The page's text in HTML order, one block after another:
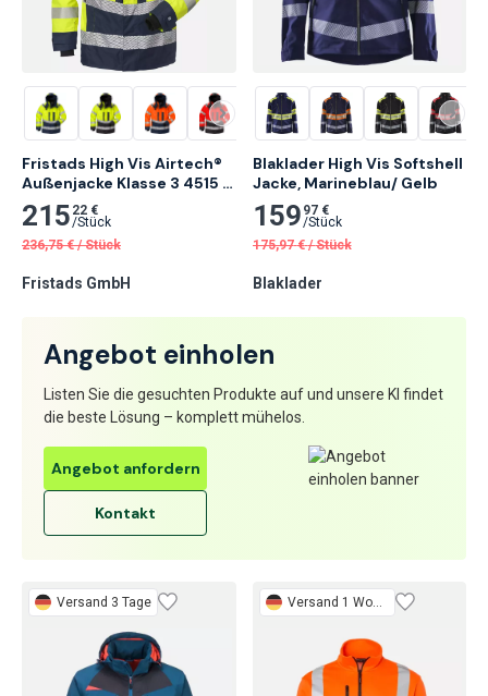
Angebot einholen
Listen Sie die gesuchten Produkte auf und unsere KI findet
die beste Lösung – komplett mühelos.
Angebot anfordern
Kontakt
Fristads High Vis Airtech®
Außenjacke Klasse 3 4515
GTT
215 22 €
/Stück
236,75 € /Stück
Fristads GmbH
Blaklader High Vis Softshell
Jacke, Marineblau/ Gelb
159 97 €
/Stück
175,97 € /Stück
Blaklader
Versand 3 Tage Versand 1 Woche